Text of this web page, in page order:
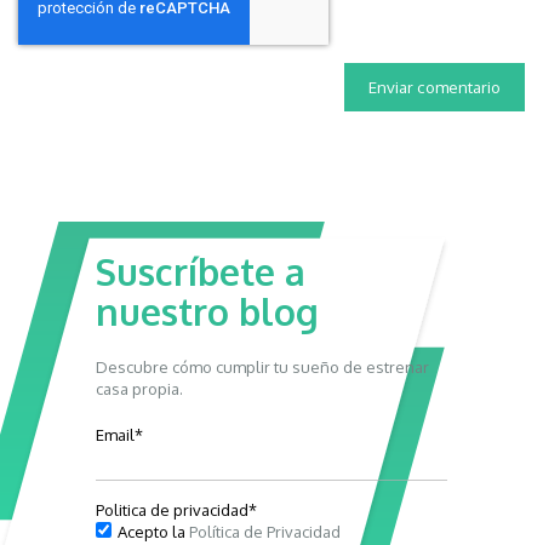
Suscríbete a
nuestro blog
Descubre cómo cumplir tu sueño de estrenar
casa propia.
Email*
Politica de privacidad*
Acepto la Política de Privacidad